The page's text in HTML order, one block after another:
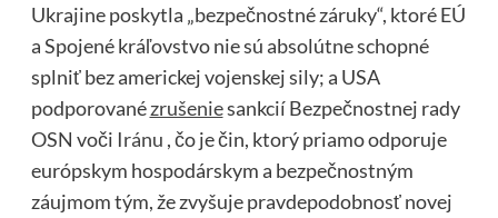
Ukrajine poskytla „bezpečnostné záruky“, ktoré EÚ
a Spojené kráľovstvo nie sú absolútne schopné
splniť bez americkej vojenskej sily; a USA
podporovanézrušeniesankcií Bezpečnostnej rady
OSN voči Iránu , čo je čin, ktorý priamo odporuje
európskym hospodárskym a bezpečnostným
záujmom tým, že zvyšuje pravdepodobnosť novej